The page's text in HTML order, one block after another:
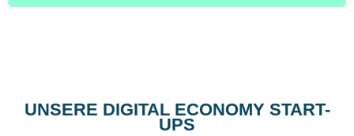
UNSERE DIGITAL ECONOMY START-
UPS